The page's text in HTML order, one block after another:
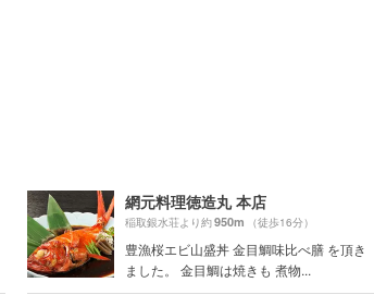
網元料理徳造丸 本店
稲取銀水荘より約950m （徒歩16分）
豊漁桜エビ山盛丼 金目鯛味比べ膳 を頂き
ました。 金目鯛は焼きも 煮物...